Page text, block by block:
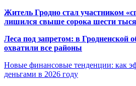
Житель Гродно стал участником
лишился свыше сорока шести
Леса под запретом: в Гродненской
охватили все районы
Новые финансовые тенденции: как
деньгами в 2026 году